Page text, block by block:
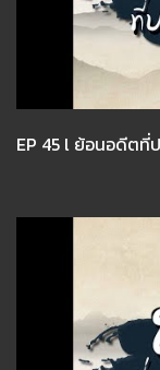
EP 45 l ย้อนอดีตที่